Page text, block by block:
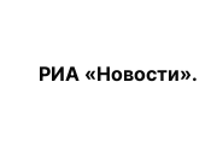
РИА «Новости».